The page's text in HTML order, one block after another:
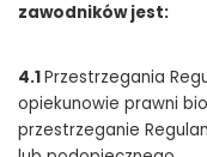
zawodników jest:
4.1Przestrzegania
opiekunowie prawni
przestrzeganie